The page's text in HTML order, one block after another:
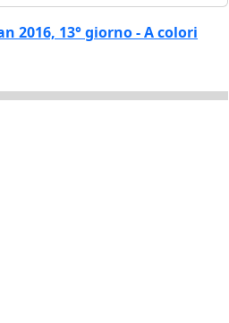
2016, 13° giorno - A colori